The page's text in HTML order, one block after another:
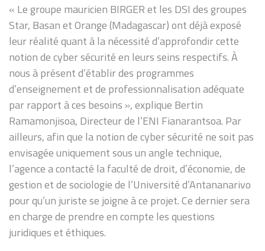
« Le groupe mauricien BIRGER et les DSI des groupes
Star, Basan et Orange (Madagascar) ont déjà exposé
leur réalité quant à la nécessité d’approfondir cette
notion de cyber sécurité en leurs seins respectifs. À
nous à présent d’établir des programmes
d’enseignement et de professionnalisation adéquate
par rapport à ces besoins », explique Bertin
Ramamonjisoa, Directeur de l’ENI Fianarantsoa. Par
ailleurs, afin que la notion de cyber sécurité ne soit pas
envisagée uniquement sous un angle technique,
l’agence a contacté la faculté de droit, d’économie, de
gestion et de sociologie de l’Université d’Antananarivo
pour qu’un juriste se joigne à ce projet. Ce dernier sera
en charge de prendre en compte les questions
juridiques et éthiques.